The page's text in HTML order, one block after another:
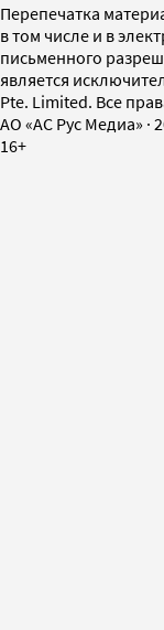
Перепечатка
в том числе и в
письменного
является
Pte. Limited. Все
AO «АС Рус Медиа» ·
16+